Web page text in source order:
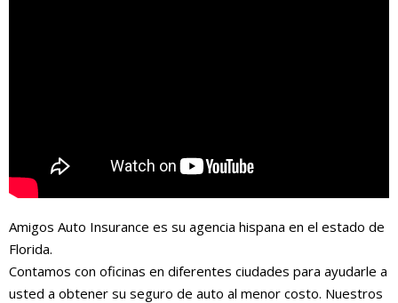
Amigos Auto Insurance es su agencia hispana en el estado de
Florida.
Contamos con oficinas en diferentes ciudades para ayudarle a
usted a obtener su seguro de auto al menor costo. Nuestros